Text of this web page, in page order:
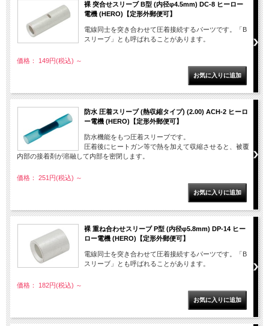
裸 突合せスリーブ B型 (内径φ4.5mm) DC-8 ヒーロー
電機 (HERO)【定形外郵便可】
電線同士を突き合わせて圧着接続するパーツです。「B
スリーブ」とも呼ばれることがあります。
価格： 149円(税込) ～
防水 圧着スリーブ (熱収縮タイプ) (2.00) ACH-2 ヒーロ
ー電機 (HERO)【定形外郵便可】
防水機能をもつ圧着スリーブです。
圧着後にヒートガン等で熱を加えて収縮させると、被覆
内部の接着剤が溶融して内部を密閉します。
価格： 251円(税込) ～
裸 重ね合わせスリーブ P型 (内径φ5.8mm) DP-14 ヒー
ロー電機 (HERO)【定形外郵便可】
電線同士を突き合わせて圧着接続するパーツです。「B
スリーブ」とも呼ばれることがあります。
価格： 182円(税込) ～